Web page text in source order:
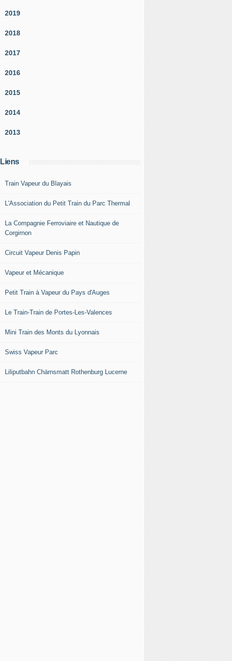
2019
2018
2017
2016
2015
2014
2013
Liens
Train Vapeur du Blayais
L'Association du Petit Train du Parc Thermal
La Compagnie Ferroviaire et Nautique de
Corgirnon
Circuit Vapeur Denis Papin
Vapeur et Mécanique
Petit Train à Vapeur du Pays d'Auges
Le Train-Train de Portes-Les-Valences
Mini Train des Monts du Lyonnais
Swiss Vapeur Parc
Liliputbahn Chärnsmatt Rothenburg Lucerne